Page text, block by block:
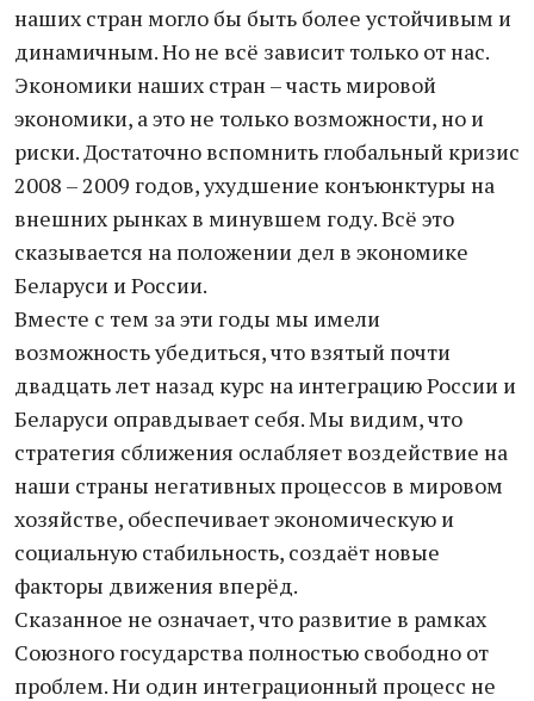
наших стран могло бы быть более устойчивым и
динамичным. Но не всё зависит только от нас.
Экономики наших стран – часть мировой
экономики, а это не только возможности, но и
риски. Достаточно вспомнить глобальный кризис
2008 – 2009 годов, ухудшение конъюнктуры на
внешних рынках в минувшем году. Всё это
сказывается на положении дел в экономике
Беларуси и России.
Вместе с тем за эти годы мы имели
возможность убедиться, что взятый почти
двадцать лет назад курс на интеграцию России и
Беларуси оправдывает себя. Мы видим, что
стратегия сближения ослабляет воздействие на
наши страны негативных процессов в мировом
хозяйстве, обеспечивает экономическую и
социальную стабильность, создаёт новые
факторы движения вперёд.
Сказанное не означает, что развитие в рамках
Союзного государства полностью свободно от
проблем. Ни один интеграционный процесс не